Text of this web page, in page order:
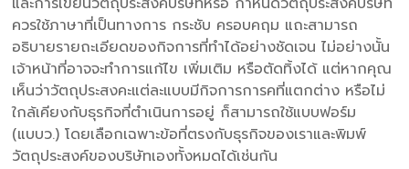
ควรใช้ภาษาที่เป็นทางการ กระชับ ครอบคฤม แถะสามารถ
อธิบายรายถะเอียดของกิจการที่ทำได้อย่างชัดเจน ไม่อย่างนั้น
เจ้าหน้าที่อาจจะทำการแก้ไข เพิ่มเติม หรือตัดทิ้งได้ แต่หากคุณ
เห็นว่าวัตถุประสงคะแต่ละแบบมีกิจการการคที่แตกต่าง หรือไม่
ใกล้เคียงกับธุรกิจที่ตำเนินการอยู่ ก็สามารถใช้แบบฟอร์ม
(แบบว.) โดยเลือกเฉพาะข้อที่ตรงกับธุรกิจของเราและพิมพ์
วัตถุประสงค์ของบริษัทเองทั้งหมดได้เช่นกัน